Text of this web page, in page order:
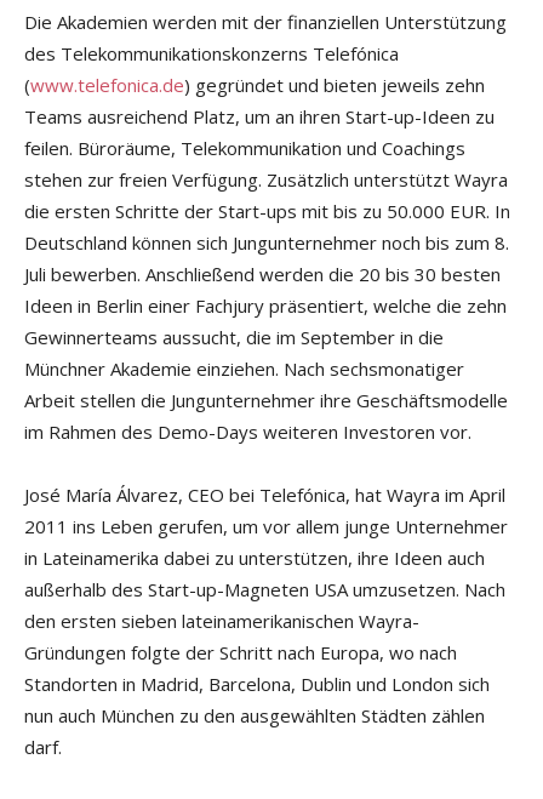
Die Akademien werden mit der finanziellen Unterstützung
des Telekommunikationskonzerns Telefónica
(www.telefonica.de) gegründet und bieten jeweils zehn
Teams ausreichend Platz, um an ihren Start-up-Ideen zu
feilen. Büroräume, Telekommunikation und Coachings
stehen zur freien Verfügung. Zusätzlich unterstützt Wayra
die ersten Schritte der Start-ups mit bis zu 50.000 EUR. In
Deutschland können sich Jungunternehmer noch bis zum 8.
Juli bewerben. Anschließend werden die 20 bis 30 besten
Ideen in Berlin einer Fachjury präsentiert, welche die zehn
Gewinnerteams aussucht, die im September in die
Münchner Akademie einziehen. Nach sechsmonatiger
Arbeit stellen die Jungunternehmer ihre Geschäftsmodelle
im Rahmen des Demo-Days weiteren Investoren vor.
José María Álvarez, CEO bei Telefónica, hat Wayra im April
2011 ins Leben gerufen, um vor allem junge Unternehmer
in Lateinamerika dabei zu unterstützen, ihre Ideen auch
außerhalb des Start-up-Magneten USA umzusetzen. Nach
den ersten sieben lateinamerikanischen Wayra-
Gründungen folgte der Schritt nach Europa, wo nach
Standorten in Madrid, Barcelona, Dublin und London sich
nun auch München zu den ausgewählten Städten zählen
darf.